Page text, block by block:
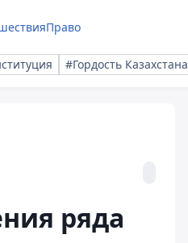
Право
#Гордость Казахстана
ряда